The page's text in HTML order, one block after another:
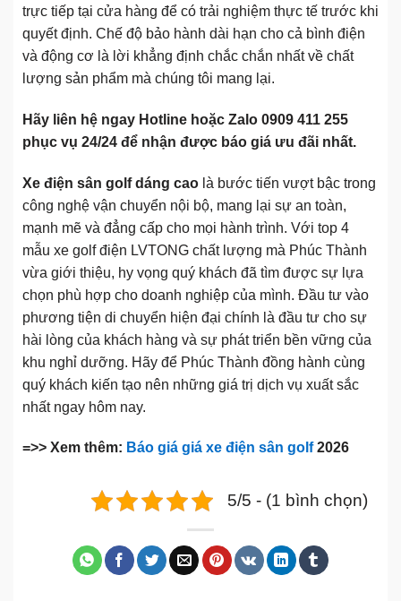
trực tiếp tại cửa hàng để có trải nghiệm thực tế trước khi
quyết định. Chế độ bảo hành dài hạn cho cả bình điện
và động cơ là lời khẳng định chắc chắn nhất về chất
lượng sản phẩm mà chúng tôi mang lại.
Hãy liên hệ ngay Hotline hoặc Zalo 0909 411 255
phục vụ 24/24 để nhận được báo giá ưu đãi nhất.
Xe điện sân golf dáng cao là bước tiến vượt bậc trong
công nghệ vận chuyển nội bộ, mang lại sự an toàn,
mạnh mẽ và đẳng cấp cho mọi hành trình. Với top 4
mẫu xe golf điện LVTONG chất lượng mà Phúc Thành
vừa giới thiệu, hy vọng quý khách đã tìm được sự lựa
chọn phù hợp cho doanh nghiệp của mình. Đầu tư vào
phương tiện di chuyển hiện đại chính là đầu tư cho sự
hài lòng của khách hàng và sự phát triển bền vững của
khu nghỉ dưỡng. Hãy để Phúc Thành đồng hành cùng
quý khách kiến tạo nên những giá trị dịch vụ xuất sắc
nhất ngay hôm nay.
=>> Xem thêm: Báo giá giá xe điện sân golf2026
5/5 - (1 bình chọn)